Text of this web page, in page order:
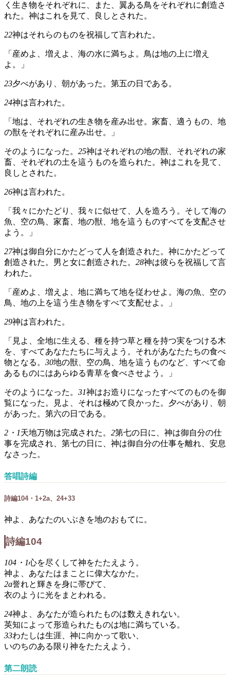
く生き物をそれぞれに、また、翼ある鳥をそれぞれに創造さ
れた。神はこれを見て、良しとされた。
22神はそれらのものを祝福して言われた。
「産めよ、増えよ、海の水に満ちよ。鳥は地の上に増え
よ。」
23夕べがあり、朝があった。第五の日である。
24神は言われた。
「地は、それぞれの生き物を産み出せ。家畜、適うもの、地
の獣をそれぞれに産み出せ。」
そのようになった。 25神はそれぞれの地の獣、それぞれの家
畜、それぞれの土を這うものを造られた。神はこれを見て、
良しとされた。
26神は言われた。
「我々にかたどり、我々に似せて、人を造ろう。そして海の
魚、空の鳥、家畜、地の獣、地を這うものすべてを支配させ
よう。」
27神は御自分にかたどって人を創造された。神にかたどって
創造された。男と女に創造された。 28神は彼らを祝福して言
われた。
「産めよ、増えよ、地に満ちて地を従わせよ。海の魚、空の
鳥、地の上を這う生き物をすべて支配せよ。」
29神は言われた。
「見よ、全地に生える、種を持つ草と種を持つ実をつける木
を、すべてあなたたちに与えよう。それがあなたたちの食べ
物となる。 30地の獣、空の鳥、地を這うものなど、すべて命
あるものにはあらゆる青草を食べさせよう。」
そのようになった。 31神はお造りになったすべてのものを御
覧になった。見よ、それは極めて良かった。夕べがあり、朝
があった。第六の日である。
2・1天地万物は完成された。 2第七の日に、神は御自分の仕
事を完成され、第七の日に、神は御自分の仕事を離れ、安息
なさった。
答唱詩編
詩編104・1+2a、24+33
神よ、あなたのいぶきを地のおもてに。
詩編104
104・1心を尽くして神をたたえよう。
神よ、あなたはまことに偉大なかた。
2a誉れと輝きを身に帯びて、
衣のように光をまとわれる。
24神よ、あなたが造られたものは数えきれない。
英知によって形造られたものは地に満ちている。
33わたしは生涯、神に向かって歌い、
いのちのある限り神をたたえよう。
第二朗読